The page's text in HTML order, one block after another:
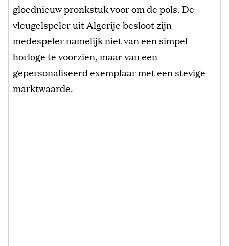
gloednieuw pronkstuk voor om de pols. De
vleugelspeler uit Algerije besloot zijn
medespeler namelijk niet van een simpel
horloge te voorzien, maar van een
gepersonaliseerd exemplaar met een stevige
marktwaarde.